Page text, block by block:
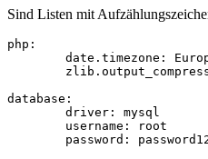
Sind Listen mit
php:
database: